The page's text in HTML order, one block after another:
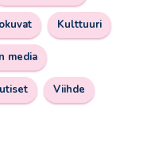
Kulttuuri
media
Viihde